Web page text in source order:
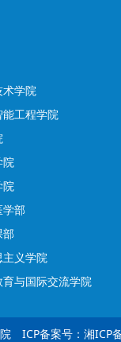
术学院
能工程学院
院
院
学部
部
主义学院
育与国际交流学院
ICP备案号： 湘ICP